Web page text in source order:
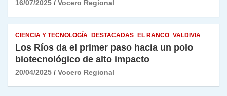
16/07/2025 Vocero Regional
CIENCIA Y TECNOLOGÍA DESTACADAS EL RANCO VALDIVIA
Los Ríos da el primer paso hacia un polo
biotecnológico de alto impacto
20/04/2025 Vocero Regional